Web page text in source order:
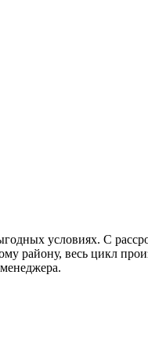
условиях. С
району, весь цикл